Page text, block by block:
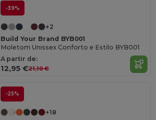
-39%
+2
Build Your Brand BYB001
Moletom Unissex Conforto e Estilo BYB001
A partir de:
12,95 €21,10 €
-25%
+18